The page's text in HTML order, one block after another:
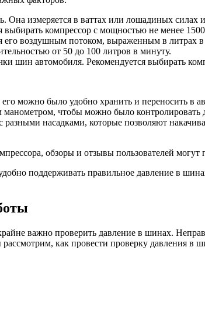
измеряется в ваттах или лошадиных
выбирать компрессор с мощностью не менее
его воздушным потоком, выраженным в литрах
от 50 до 100 литров в минуту.
шин автомобиля. Рекомендуется выбирать
можно было удобно хранить и переносить в
чтобы можно было контролировать
насадками, которые позволяют
обзоры и отзывы пользователей могут
поддерживать правильное давление в
важно проверить давление в шинах.
как провести проверку давления в